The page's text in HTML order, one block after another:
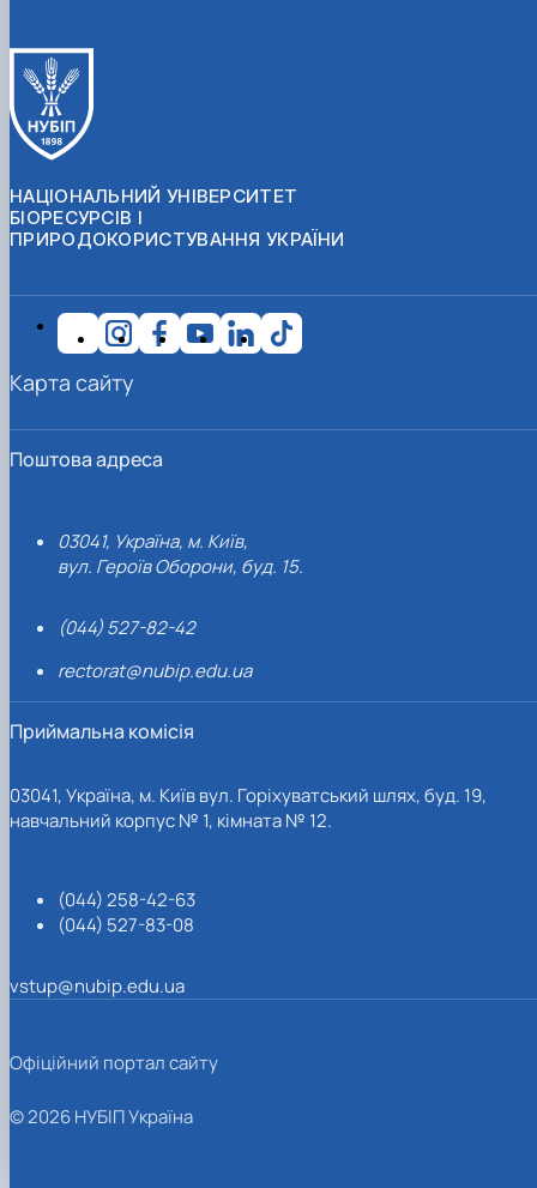
НАЦІОНАЛЬНИЙ УНІВЕРСИТЕТ
БІОРЕСУРСІВ І
ПРИРОДОКОРИСТУВАННЯ УКРАЇНИ
Поштова адреса
03041, Україна, м. Київ,
вул. Героїв Оборони, буд. 15.
(044) 527-82-42
rectorat@nubip.edu.ua
Приймальна комісія
03041, Україна, м. Київ вул. Горіхуватський шлях, буд. 19,
навчальний корпус № 1, кімната № 12.
(044) 258-42-63
(044) 527-83-08
vstup@nubip.edu.ua
Карта сайту
Офіційний портал сайту
© 2026 НУБІП Україна